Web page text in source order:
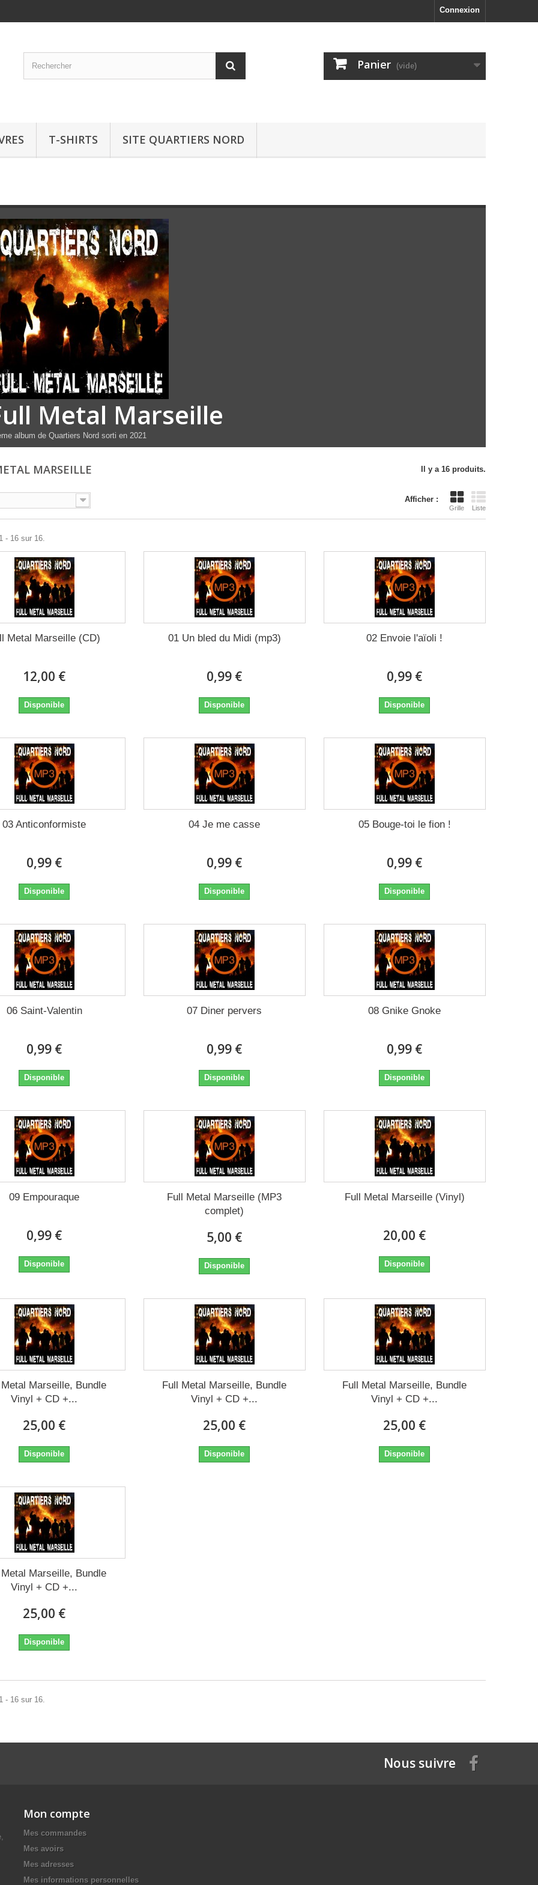
Connexion
Panier (vide)
T-SHIRTS SITE QUARTIERS NORD
Metal Marseille
album de Quartiers Nord sorti en 2021
MARSEILLE Il y a 16 produits.
Afficher :
Grille Liste
- 16 sur 16.
Metal Marseille (CD)
12,00 €
Disponible
01 Un bled du Midi (mp3)
0,99 €
Disponible
02 Envoie l'aïoli !
0,99 €
Disponible
03 Anticonformiste
0,99 €
Disponible
04 Je me casse
0,99 €
Disponible
05 Bouge-toi le fion !
0,99 €
Disponible
06 Saint-Valentin
0,99 €
Disponible
07 Diner pervers
0,99 €
Disponible
08 Gnike Gnoke
0,99 €
Disponible
09 Empouraque
0,99 €
Disponible
Full Metal Marseille (MP3
complet)
5,00 €
Disponible
Full Metal Marseille (Vinyl)
20,00 €
Disponible
Marseille, Bundle
Vinyl + CD +...
25,00 €
Disponible
Full Metal Marseille, Bundle
Vinyl + CD +...
25,00 €
Disponible
Full Metal Marseille, Bundle
Vinyl + CD +...
25,00 €
Disponible
Marseille, Bundle
Vinyl + CD +...
25,00 €
Disponible
- 16 sur 16.
Nous suivre
Mon compte
Mes commandes
Mes avoirs
Mes adresses
Mes informations personnelles